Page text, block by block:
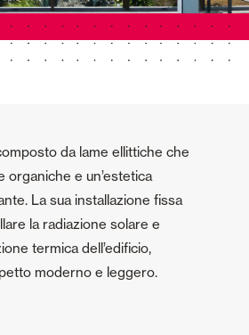
da lame ellittiche che
e un’estetica
La sua installazione fissa
la radiazione solare e
termica dell’edificio,
moderno e leggero.